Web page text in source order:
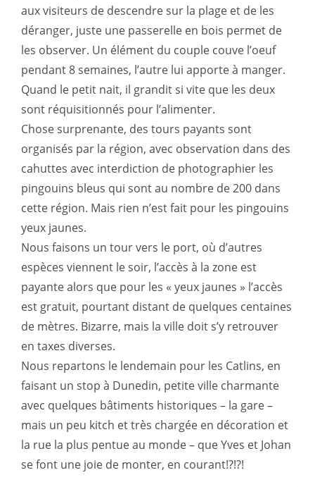
aux visiteurs de descendre sur la plage et de les
déranger, juste une passerelle en bois permet de
les observer. Un élément du couple couve l’oeuf
pendant 8 semaines, l’autre lui apporte à manger.
Quand le petit nait, il grandit si vite que les deux
sont réquisitionnés pour l’alimenter.
Chose surprenante, des tours payants sont
organisés par la région, avec observation dans des
cahuttes avec interdiction de photographier les
pingouins bleus qui sont au nombre de 200 dans
cette région. Mais rien n’est fait pour les pingouins
yeux jaunes.
Nous faisons un tour vers le port, où d’autres
espèces viennent le soir, l’accès à la zone est
payante alors que pour les « yeux jaunes » l’accès
est gratuit, pourtant distant de quelques centaines
de mètres. Bizarre, mais la ville doit s’y retrouver
en taxes diverses.
Nous repartons le lendemain pour les Catlins, en
faisant un stop à Dunedin, petite ville charmante
avec quelques bâtiments historiques – la gare –
mais un peu kitch et très chargée en décoration et
la rue la plus pentue au monde – que Yves et Johan
se font une joie de monter, en courant!?!?!